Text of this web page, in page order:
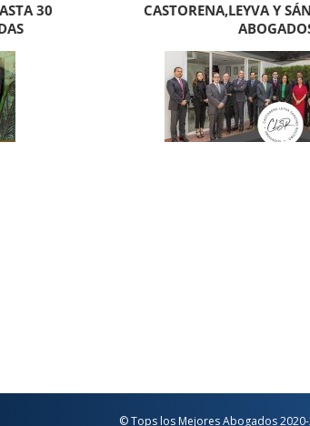
30
CASTORENA,LEYVA Y
© Tops los Mejores Abogados